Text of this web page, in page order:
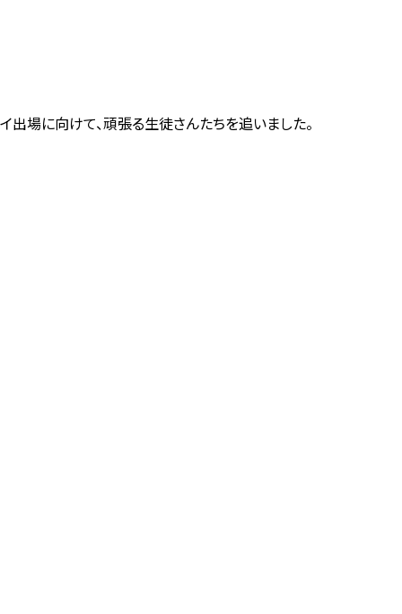
場に向けて、頑張る生徒さんたちを追いました。